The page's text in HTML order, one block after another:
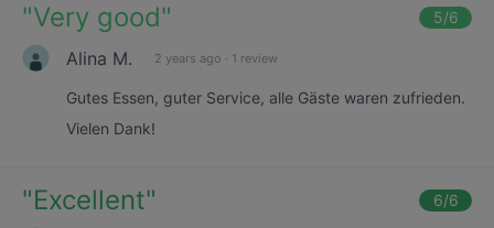
"Very good" 5/6
Alina M. 2 years ago · 1 review
Gutes Essen, guter Service, alle Gäste waren zufrieden.
Vielen Dank!
"Excellent" 6/6